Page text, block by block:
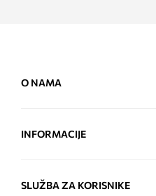
O NAMA
INFORMACIJE
SLUŽBA ZA KORISNIKE